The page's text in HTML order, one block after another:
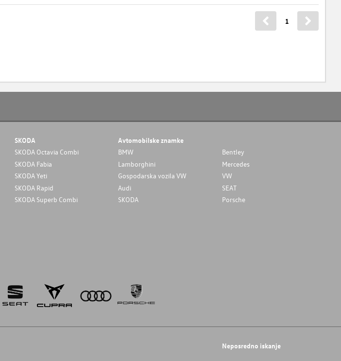
1
SKODA
SKODA Octavia Combi
SKODA Fabia
SKODA Yeti
SKODA Rapid
SKODA Superb Combi
Avtomobilske znamke
BMW
Bentley
Lamborghini
Mercedes
Gospodarska vozila VW
VW
Audi
SEAT
SKODA
Porsche
Neposredno iskanje